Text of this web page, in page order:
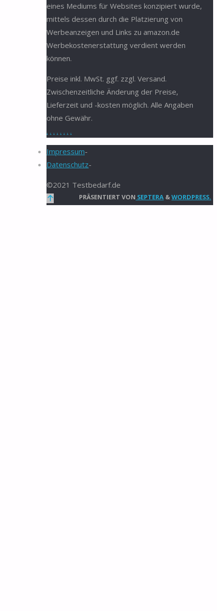
eines Mediums für Websites konzipiert wurde,
mittels dessen durch die Platzierung von
Werbeanzeigen und Links zu amazon.de
Werbekostenerstattung verdient werden
können.
Preise inkl. MwSt. ggf. zzgl. Versand.
Zwischenzeitliche Änderung der Preise,
Lieferzeit und -kosten möglich. Alle Angaben
ohne Gewähr.
. . . . . . . .
Impressum-
Datenschutz-
©2021 Testbedarf.de
PRÄSENTIERT VON SEPTERA &WORDPRESS.
Zurück